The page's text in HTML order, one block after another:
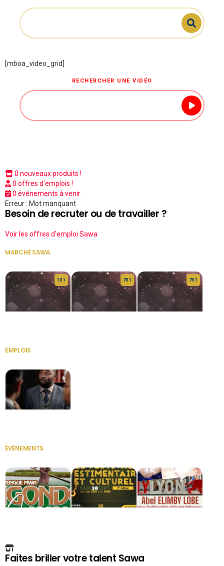
[mboa_video_grid]
RECHERCHER UNE VIDÉO
0 nouveaux produits !
0 offres d'emplois !
0 événements à venir
Erreur : Mot manquant
Besoin de recruter ou de travailler ?
Voir les offres d'emploi Sawa
MARCHÉ SAWA
10 1 75 1 75 1
EMPLOIS
ÉVÉNEMENTS
Faites briller votre talent Sawa